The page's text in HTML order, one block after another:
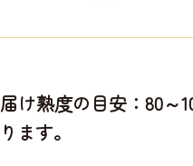
け熟度の目安：80
ます。